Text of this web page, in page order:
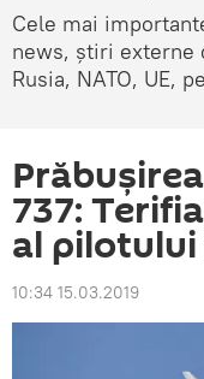
Cele mai
news, știri externe
Rusia, NATO, UE,
737:
al
10:34 15.03.2019